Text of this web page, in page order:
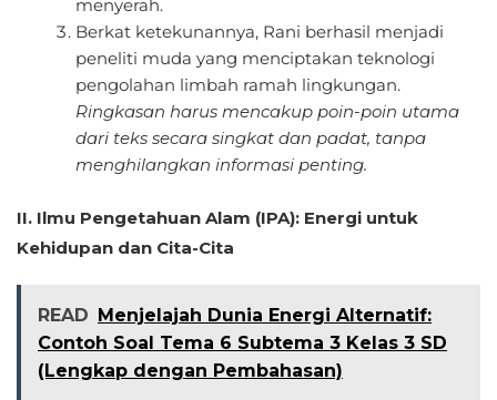
menyerah.
Berkat ketekunannya, Rani berhasil menjadi
peneliti muda yang menciptakan teknologi
pengolahan limbah ramah lingkungan.
Ringkasan harus mencakup poin-poin utama
dari teks secara singkat dan padat, tanpa
menghilangkan informasi penting.
II. Ilmu Pengetahuan Alam (IPA): Energi untuk
Kehidupan dan Cita-Cita
READ Menjelajah Dunia Energi Alternatif:
Contoh Soal Tema 6 Subtema 3 Kelas 3 SD
(Lengkap dengan Pembahasan)